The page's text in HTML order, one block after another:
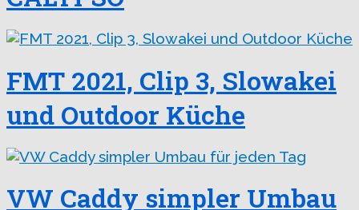
FMT 2021, Clip 3, Slowakei
und Outdoor Küche
VW Caddy simpler Umbau